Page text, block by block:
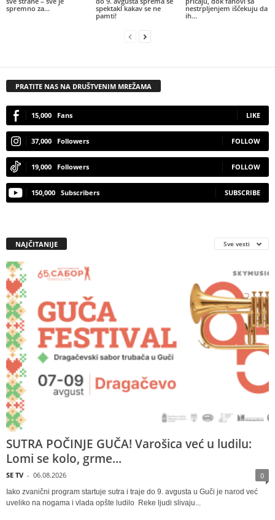
spremno za...
spektakl kakav se ne
pamti!
nestrpljenjem iščekuju da
ih...
PRATITE NAS NA DRUŠTVENIM MREŽAMA
15,000 Fans LIKE
37,000 Followers FOLLOW
19,000 Followers FOLLOW
150,000 Subscribers SUBSCRIBE
NAJČITANIJE Sve vesti
SUTRA POČINJE GUČA! Varošica već u ludilu:
Lomi se kolo, grme...
SE TV - 06.08.2026 0
Iako zvanični program startuje sutra i traje do 9. avgusta u Guči je narod već
uveliko na nogama i vlada opšte ludilo Reke ljudi slivaju...